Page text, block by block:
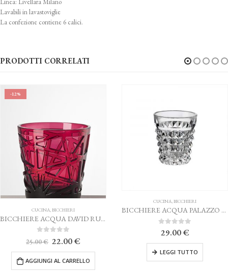
Lavabili in lavastoviglie
La confezione contiene 6 calici.
PRODOTTI CORRELATI
DAVID RUBINO
BICCHIERE ACQUA PALAZZO TRASPARENTE MARIO LUCA GIUSTI
0 Su 5
29.00
LEGGI TUTTO
CUCINA,OUTLET- SPECIAL SALE/
0 Su 5
477.60€
originale
era:
477.60 €.
AGGIUNGI AL